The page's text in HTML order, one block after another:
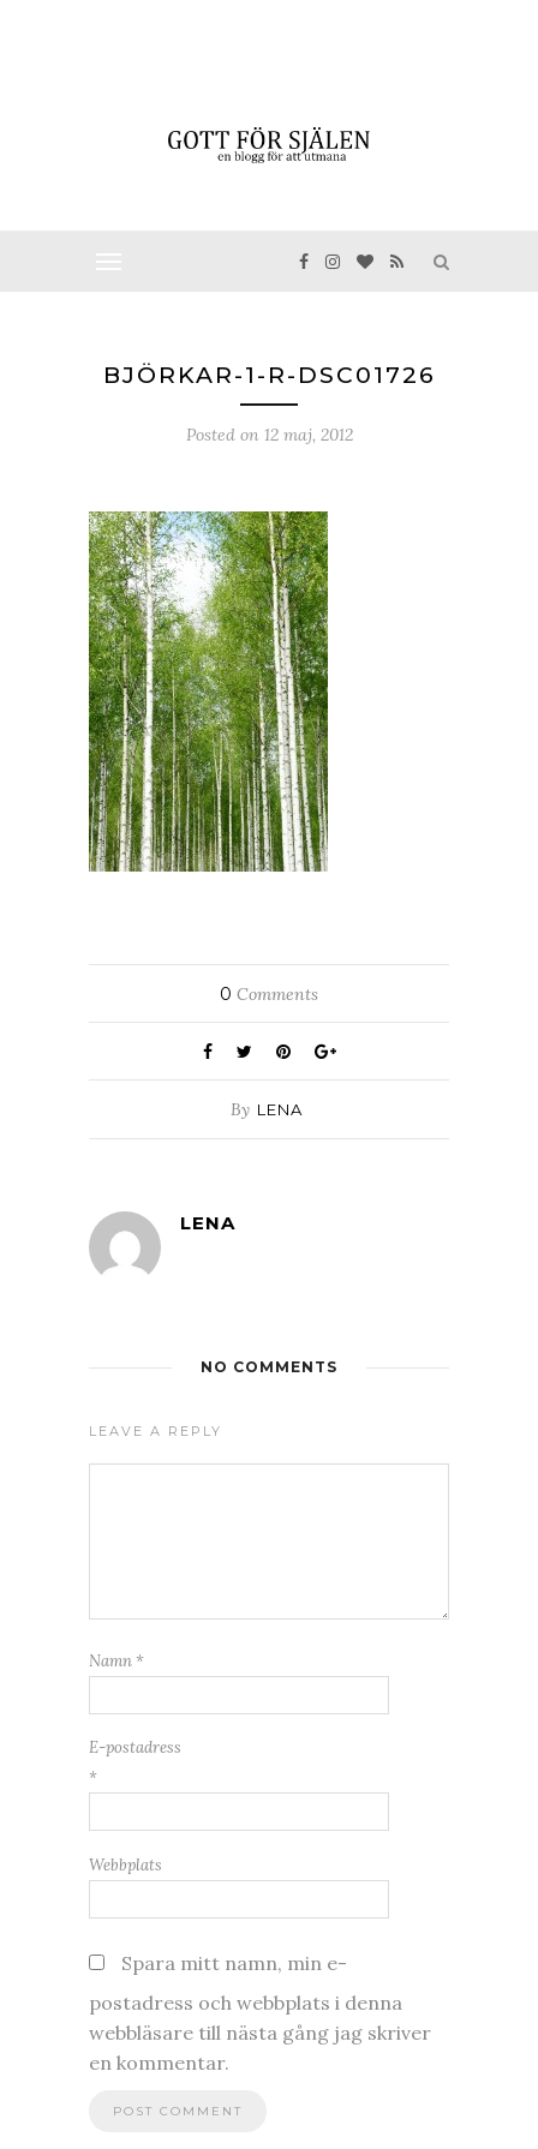
BJÖRKAR-1-R-DSC01726
Posted on 12 maj, 2012
0 Comments
By LENA
LENA
NO COMMENTS
LEAVE A REPLY
Namn *
E-postadress
*
Webbplats
Spara mitt namn, min e-
postadress och webbplats i denna
webbläsare till nästa gång jag skriver
en kommentar.